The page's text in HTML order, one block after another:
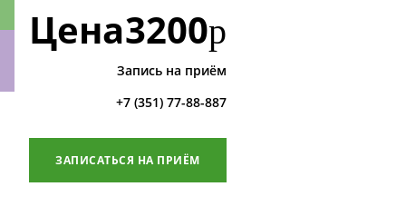
Цена3200р
Запись на приём
+7 (351) 77-88-887
ЗАПИСАТЬСЯ НА ПРИЁМ